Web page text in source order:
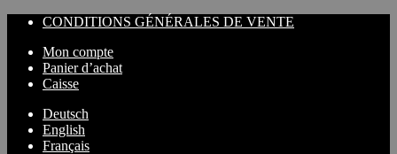
CONDITIONS GÉNÉRALES DE VENTE
Mon compte
Panier d’achat
Caisse
Deutsch
English
Français